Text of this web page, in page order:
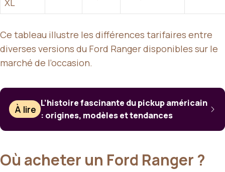
Ce tableau illustre les différences tarifaires entre
diverses versions du Ford Ranger disponibles sur le
marché de l’occasion.
À lire
L’histoire fascinante du pickup américain
: origines, modèles et tendances
Où acheter un Ford Ranger ?